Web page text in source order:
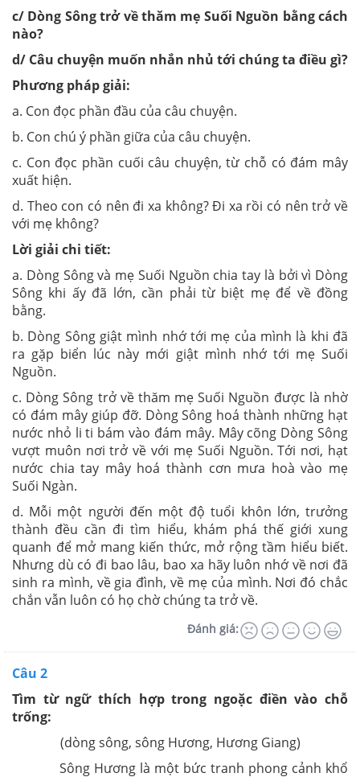
c/ Dòng Sông trở về thăm mẹ Suối Nguồn bằng cách
nào?
d/ Câu chuyện muốn nhắn nhủ tới chúng ta điều gì?
Phương pháp giải:
a. Con đọc phần đầu của câu chuyện.
b. Con chú ý phần giữa của câu chuyện.
c. Con đọc phần cuối câu chuyện, từ chỗ có đám mây
xuất hiện.
d. Theo con có nên đi xa không? Đi xa rồi có nên trở về
với mẹ không?
Lời giải chi tiết:
a. Dòng Sông và mẹ Suối Nguồn chia tay là bởi vì Dòng
Sông khi ấy đã lớn, cần phải từ biệt mẹ để về đồng
bằng.
b. Dòng Sông giật mình nhớ tới mẹ của mình là khi đã
ra gặp biển lúc này mới giật mình nhớ tới mẹ Suối
Nguồn.
c. Dòng Sông trở về thăm mẹ Suối Nguồn được là nhờ
có đám mây giúp đỡ. Dòng Sông hoá thành những hạt
nước nhỏ li ti bám vào đám mây. Mây cõng Dòng Sông
vượt muôn nơi trở về với mẹ Suối Nguồn. Tới nơi, hạt
nước chia tay mây hoá thành cơn mưa hoà vào mẹ
Suối Ngàn.
d. Mỗi một người đến một độ tuổi khôn lớn, trưởng
thành đều cần đi tìm hiểu, khám phá thế giới xung
quanh để mở mang kiến thức, mở rộng tầm hiểu biết.
Nhưng dù có đi bao lâu, bao xa hãy luôn nhớ về nơi đã
sinh ra mình, về gia đình, về mẹ của mình. Nơi đó chắc
chắn vẫn luôn có họ chờ chúng ta trở về.
Đánh giá:
Câu 2
Tìm từ ngữ thích hợp trong ngoặc điền vào chỗ
trống:
(dòng sông, sông Hương, Hương Giang)
Sông Hương là một bức tranh phong cảnh khổ